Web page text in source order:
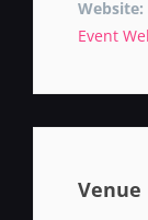
Website:
Event
Venue